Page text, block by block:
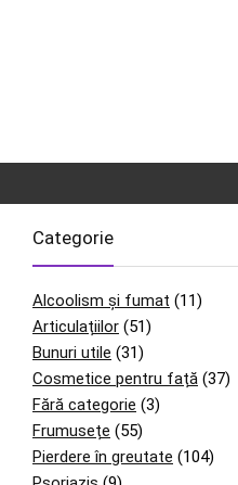
Categorie
Alcoolism și fumat (11)
Articulațiilor (51)
Bunuri utile (31)
Cosmetice pentru față (37)
Fără categorie (3)
Frumusețe (55)
Pierdere în greutate (104)